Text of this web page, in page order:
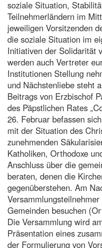
soziale Situation,
Teilnehmerländern im
jeweiligen Vorsitzenden
die soziale Situation im
Initiativen der Solidarität
werden auch Vertreter
Institutionen Stellung
und Nächstenliebe steht
Beitrags von Erzbischof
des Päpstlichen Rates
26. Februar befassen
mit der Situation des
zunehmenden
Katholiken, Orthodoxe
Anschluss über die
beraten, denen die
gegenüberstehen. Am
Gemeinden besuchen
Die Versammlung wird
Präsentation eines
der Formulierung von